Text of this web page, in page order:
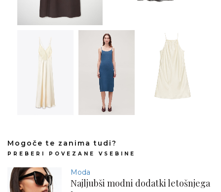
Mogoče te zanima tudi?
PREBERI POVEZANE VSEBINE
Moda
Najljubši modni dodatki letošnjega